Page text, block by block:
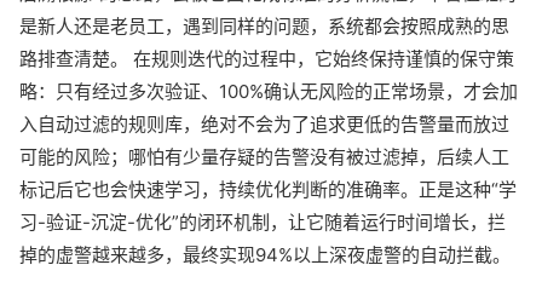
是新人还是老员工，遇到同样的问题，系统都会按照成熟的思
路排查清楚。 在规则迭代的过程中，它始终保持谨慎的保守策
略：只有经过多次验证、100%确认无风险的正常场景，才会加
入自动过滤的规则库，绝对不会为了追求更低的告警量而放过
可能的风险；哪怕有少量存疑的告警没有被过滤掉，后续人工
标记后它也会快速学习，持续优化判断的准确率。正是这种“学
习-验证-沉淀-优化”的闭环机制，让它随着运行时间增长，拦
掉的虚警越来越多，最终实现94%以上深夜虚警的自动拦截。